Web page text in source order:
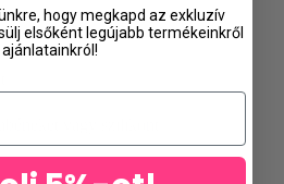
vagy szilikont.
hogy megkapd az exkluzív
elsőként legújabb termékeinkről
ajánlatainkról!